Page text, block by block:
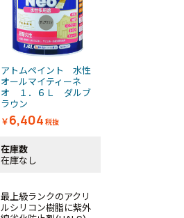
アトムペイント 水性
オールマイティーネ
オ １．６Ｌ ダルブ
ラウン
￥6,404 税抜
在庫数
在庫なし
最上級ランクのアクリ
ルシリコン樹脂に紫外